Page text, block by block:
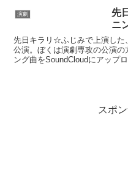
演劇
先
ニ
先日キラリ☆ふじみで上演した
公演。ぼくは演劇専攻の公演
ング曲をSoundCloudにアップ
スポ